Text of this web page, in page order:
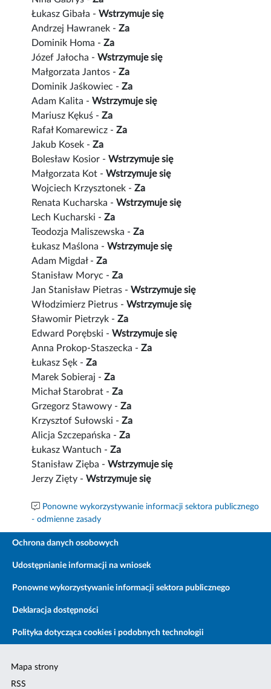
Łukasz Gibała -Wstrzymuje się
Andrzej Hawranek -Za
Dominik Homa -Za
Józef Jałocha -Wstrzymuje się
Małgorzata Jantos -Za
Dominik Jaśkowiec -Za
Adam Kalita -Wstrzymuje się
Mariusz Kękuś -Za
Rafał Komarewicz -Za
Jakub Kosek -Za
Bolesław Kosior -Wstrzymuje się
Małgorzata Kot -Wstrzymuje się
Wojciech Krzysztonek -Za
Renata Kucharska -Wstrzymuje się
Lech Kucharski -Za
Teodozja Maliszewska -Za
Łukasz Maślona -Wstrzymuje się
Adam Migdał -Za
Stanisław Moryc -Za
Jan Stanisław Pietras -Wstrzymuje się
Włodzimierz Pietrus -Wstrzymuje się
Sławomir Pietrzyk -Za
Edward Porębski -Wstrzymuje się
Anna Prokop-Staszecka -Za
Łukasz Sęk -Za
Marek Sobieraj -Za
Michał Starobrat -Za
Grzegorz Stawowy -Za
Krzysztof Sułowski -Za
Alicja Szczepańska -Za
Łukasz Wantuch -Za
Stanisław Zięba -Wstrzymuje się
Jerzy Zięty -Wstrzymuje się
Ponowne wykorzystywanie informacji sektora publicznego
- odmienne zasady
Ochrona danych osobowych
Udostępnianie informacji na wniosek
Ponowne wykorzystywanie informacji sektora publicznego
Deklaracja dostępności
Polityka dotycząca cookies i podobnych technologii
Mapa strony
RSS